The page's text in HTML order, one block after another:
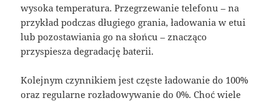
wysoka temperatura. Przegrzewanie telefonu – na
przykład podczas długiego grania, ładowania w etui
lub pozostawiania go na słońcu – znacząco
przyspiesza degradację baterii.
Kolejnym czynnikiem jest częste ładowanie do 100%
oraz regularne rozładowywanie do 0%. Choć wiele